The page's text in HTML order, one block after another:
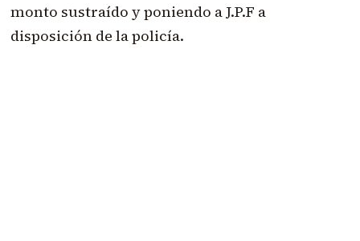
monto sustraído y poniendo a J.P.F a
disposición de la policía.